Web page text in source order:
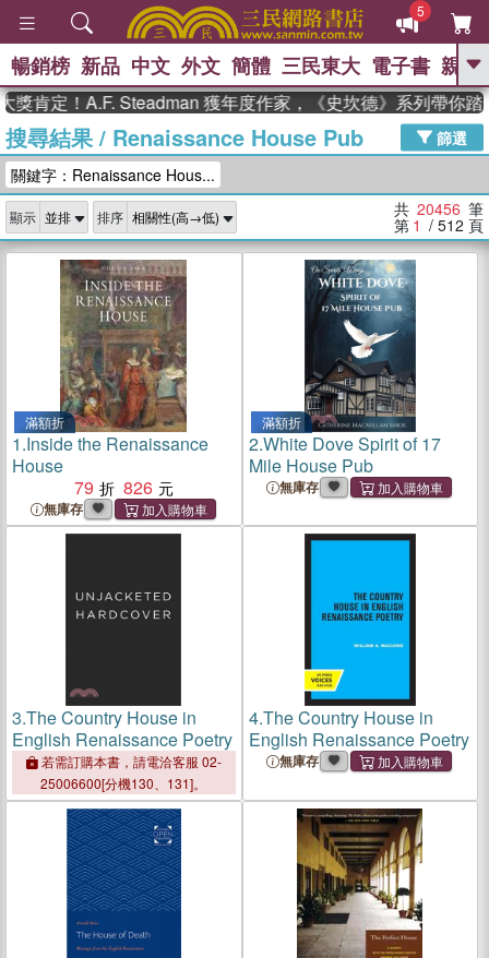
5
GO
熱搜： 東野圭吾 、 高希均教授回憶錄
、 The Odyssey 、 父親節 、 如果歷
史是一群喵
獎 臺灣漫遊錄 、 方念華 、 台灣的李
登輝時代
數學女孩：黎曼猜想 、
偉大的迷走神經
暢銷榜 新品 中文 外文 簡體 三民東大 電子書 親子
！A.F. Steadman 獲年度作家，《史坎德》系列帶你踏上熱血
搜尋結果/ Renaissance House Pub
篩選
關鍵字：Renaissance Hous...
顯示 排序 共 20456 筆
第 1 / 512 頁
滿額折
1.Inside the Renaissance
House
79
826
無庫存
滿額折
2.White Dove Spirit of 17
Mile House Pub
無庫存
3.The Country House in
English Renaissance Poetry
若需訂購本書，請電洽客服 02-
25006600[分機130、131]。
4.The Country House in
English Renaissance Poetry
無庫存